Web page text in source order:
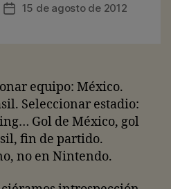
Fecha15 de agosto de 2012
equipo: México.
Seleccionar estadio:
Gol de México, gol
fin de partido.
no en Nintendo.